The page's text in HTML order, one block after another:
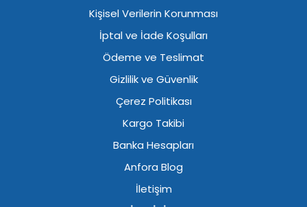
Kişisel Verilerin Korunması
İptal ve İade Koşulları
Ödeme ve Teslimat
Gizlilik ve Güvenlik
Çerez Politikası
Kargo Takibi
Banka Hesapları
Anfora Blog
İletişim